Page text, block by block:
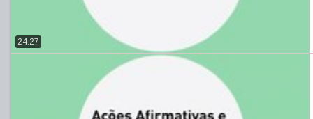
24:27